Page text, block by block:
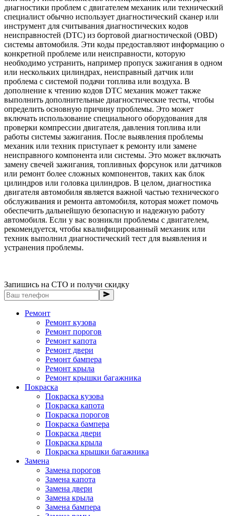
диагностики проблем с двигателем механик или технический
специалист обычно использует диагностический сканер или
инструмент для считывания диагностических кодов
неисправностей (DTC) из бортовой диагностической (OBD)
системы автомобиля. Эти коды предоставляют информацию о
конкретной проблеме или неисправности, которую
необходимо устранить, например пропуск зажигания в одном
или нескольких цилиндрах, неисправный датчик или
проблема с системой подачи топлива или воздуха. В
дополнение к чтению кодов DTC механик может также
выполнить дополнительные диагностические тесты, чтобы
определить основную причину проблемы. Это может
включать использование специального оборудования для
проверки компрессии двигателя, давления топлива или
работы системы зажигания. После выявления проблемы
механик или техник приступает к ремонту или замене
неисправного компонента или системы. Это может включать
замену свечей зажигания, топливных форсунок или датчиков
или ремонт более сложных компонентов, таких как блок
цилиндров или головка цилиндров. В целом, диагностика
двигателя автомобиля является важной частью технического
обслуживания и ремонта автомобиля, которая может помочь
обеспечить дальнейшую безопасную и надежную работу
автомобиля. Если у вас возникли проблемы с двигателем,
рекомендуется, чтобы квалифицированный механик или
техник выполнил диагностический тест для выявления и
устранения проблемы.
Запишись на СТО и получи скидку
Ремонт
Ремонт кузова
Ремонт порогов
Ремонт капота
Ремонт двери
Ремонт бампера
Ремонт крыла
Ремонт крышки багажника
Покраска
Покраска кузова
Покраска капота
Покраска порогов
Покраска бампера
Покраска двери
Покраска крыла
Покраска крышки багажника
Замена
Замена порогов
Замена капота
Замена двери
Замена крыла
Замена бампера